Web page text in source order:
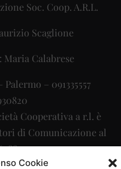
Cookie
Soc. Coop. A.R.L.
Scaglione
Calabrese
– 091335557
Cooperativa a r.l. è
di Comunicazione al